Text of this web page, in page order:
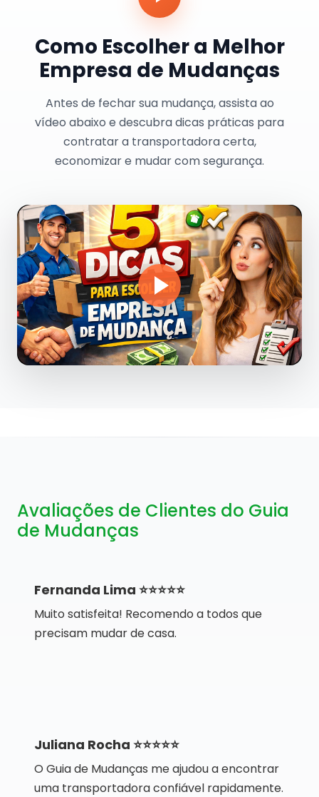
Como Escolher a Melhor
Empresa de Mudanças
Antes de fechar sua mudança, assista ao
vídeo abaixo e descubra dicas práticas para
contratar a transportadora certa,
economizar e mudar com segurança.
Avaliações de Clientes do Guia
de Mudanças
Fernanda Lima ⭐⭐⭐⭐⭐
Muito satisfeita! Recomendo a todos que
precisam mudar de casa.
Juliana Rocha ⭐⭐⭐⭐⭐
O Guia de Mudanças me ajudou a encontrar
uma transportadora confiável rapidamente.